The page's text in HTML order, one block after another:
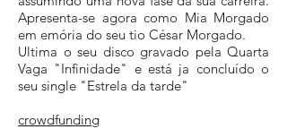
Apresenta-se agora como Mia Morgado
em emória do seu tio César Morgado.
Ultima o seu disco gravado pela Quarta
Vaga "Infinidade" e está ja concluído o
seu single "Estrela da tarde"
crowdfunding